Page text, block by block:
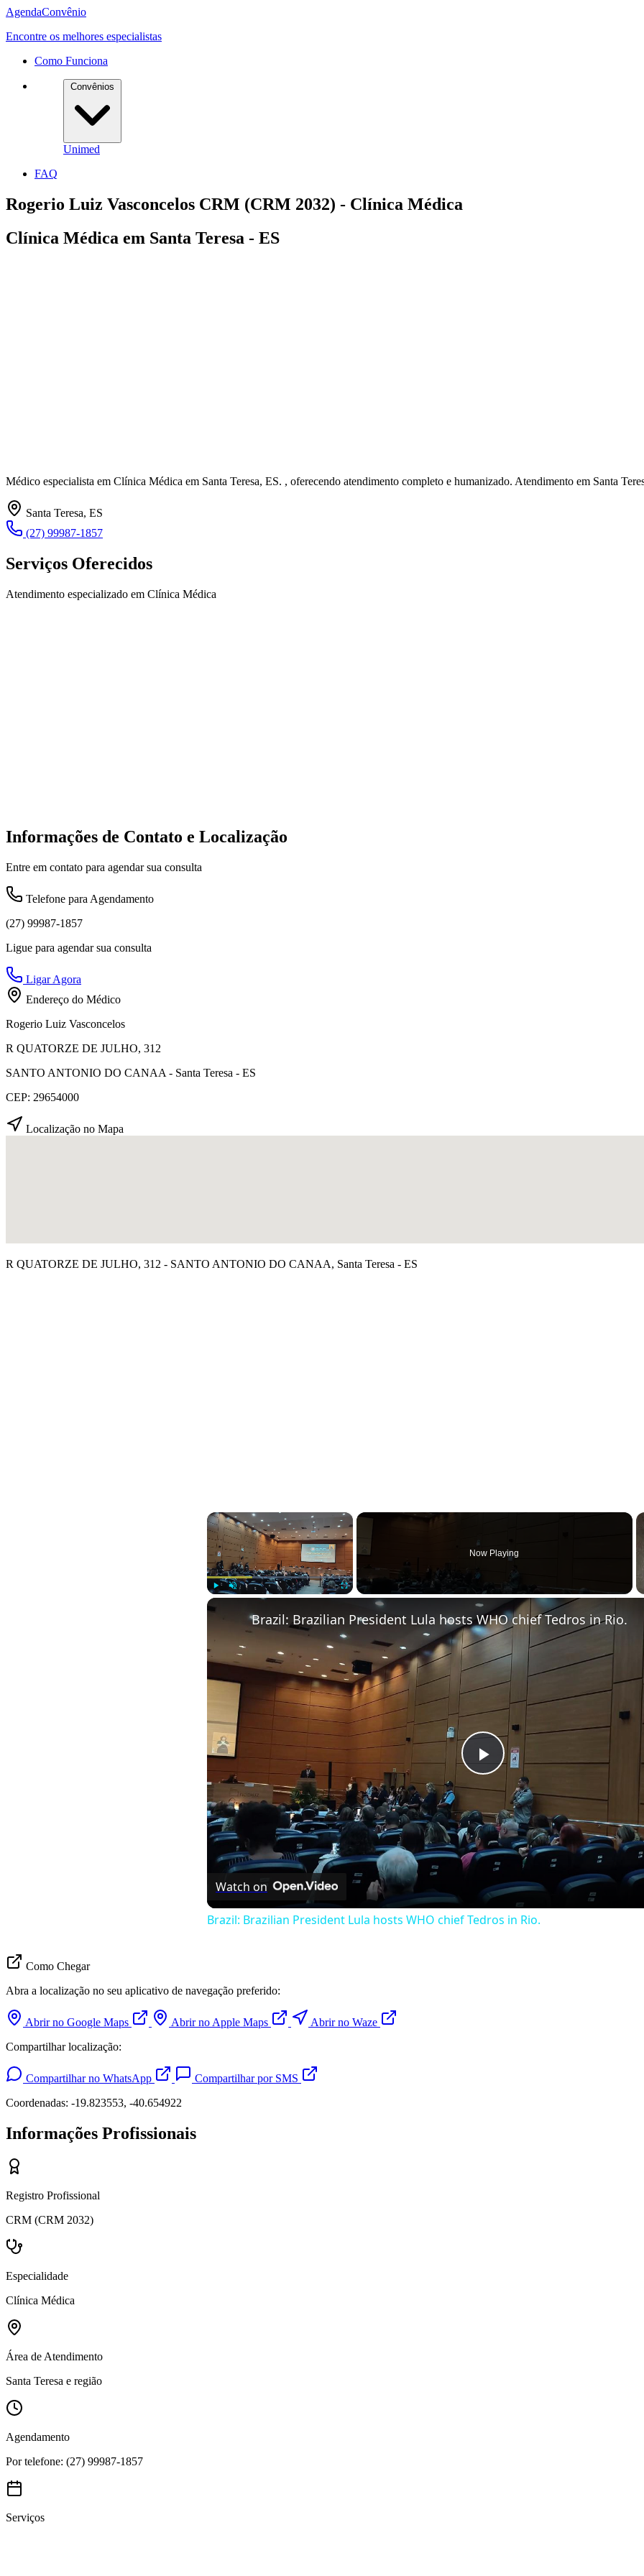
AgendaConvênio
Encontre os melhores especialistas
Como Funciona
Convênios
Unimed
FAQ
Rogerio Luiz Vasconcelos CRM (CRM 2032) - Clínica Médica
Clínica Médica em Santa Teresa - ES
Médico especialista em Clínica Médica em Santa Teresa, ES. , oferecendo atendimento completo e humanizado. Atendimento em Santa
Santa Teresa, ES
(27) 99987-1857
Serviços Oferecidos
Atendimento especializado em Clínica Médica
Informações de Contato e Localização
Entre em contato para agendar sua consulta
Telefone para Agendamento
(27) 99987-1857
Ligue para agendar sua consulta
Ligar Agora
Endereço do Médico
Rogerio Luiz Vasconcelos
R QUATORZE DE JULHO, 312
SANTO ANTONIO DO CANAA - Santa Teresa - ES
CEP: 29654000
Localização no Mapa
R QUATORZE DE JULHO, 312 - SANTO ANTONIO DO CANAA, Santa Teresa - ES
×
Now Playing
Play
Video
Brazil: Brazilian President Lula hosts WHO chief Tedros in Rio.
Watch on
Brazil: Brazilian President Lula hosts WHO chief Tedros in Rio.
Como Chegar
Abra a localização no seu aplicativo de navegação preferido:
Abrir no Google Maps Abrir no Apple Maps
Abrir no Waze
Compartilhar localização:
Compartilhar no WhatsApp
Compartilhar por SMS
Coordenadas: -19.823553, -40.654922
Informações Profissionais
Registro Profissional
CRM (CRM 2032)
Especialidade
Clínica Médica
Área de Atendimento
Santa Teresa e região
Agendamento
Por telefone: (27) 99987-1857
Serviços